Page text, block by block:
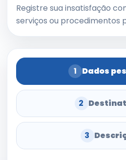
Registre sua insatisfação
serviços ou procedimentos
1 Dados
2
3